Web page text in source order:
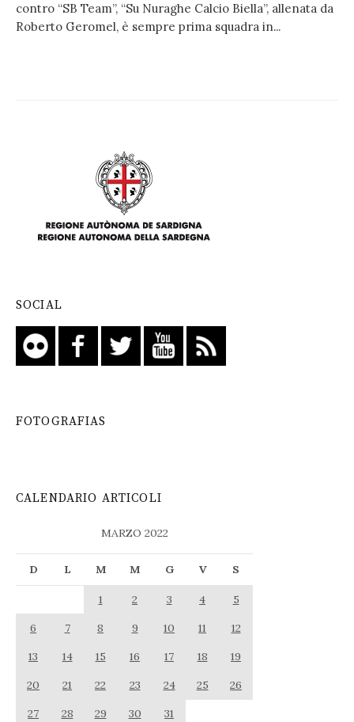
contro “SB Team”, “Su Nuraghe Calcio Biella”, allenata da
Roberto Geromel, è sempre prima squadra in...
SOCIAL
FOTOGRAFIAS
CALENDARIO ARTICOLI
MARZO 2022
D L M M G V S
1 2 3 4
5
6
7 8 9 10 11
12
13
14 15 16 17 18
19
20
21 22 23 24 25
26
27
28 29 30 31